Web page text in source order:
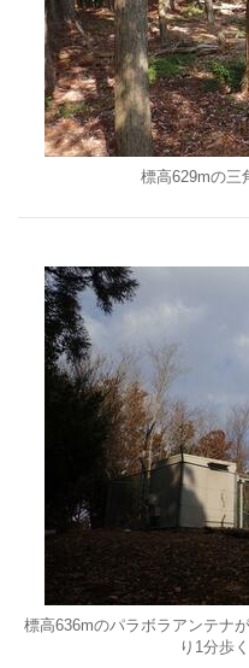
標高629mの三
標高636mのパラボラアンテナ
り1分歩